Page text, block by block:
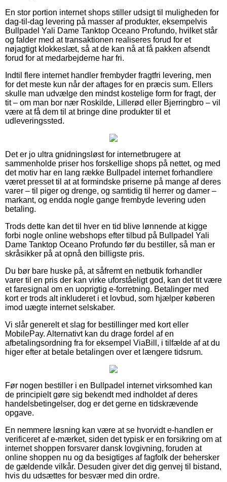
En stor portion internet shops stiller udsigt til muligheden for
dag-til-dag levering på masser af produkter, eksempelvis
Bullpadel Yali Dame Tanktop Oceano Profundo, hvilket står
og falder med at transaktionen realiseres forud for et
nøjagtigt klokkeslæt, så at de kan nå at få pakken afsendt
forud for at medarbejderne har fri.
Indtil flere internet handler frembyder fragtfri levering, men
for det meste kun når der aftages for en præcis sum. Ellers
skulle man udvælge den mindst kostelige form for fragt, der
tit – om man bor nær Roskilde, Lillerød eller Bjerringbro – vil
være at få dem til at bringe dine produkter til et
udleveringssted.
Det er jo ultra gnidningsløst for internetbrugere at
sammenholde priser hos forskellige shops på nettet, og med
det motiv har en lang række Bullpadel internet forhandlere
været presset til at at formindske priserne på mange af deres
varer – til piger og drenge, og samtidig til herrer og damer –
markant, og endda nogle gange frembyde levering uden
betaling.
Trods dette kan det til hver en tid blive lønnende at kigge
forbi nogle online webshops efter tilbud på Bullpadel Yali
Dame Tanktop Oceano Profundo før du bestiller, så man er
skråsikker på at opnå den billigste pris.
Du bør bare huske på, at såfremt en netbutik forhandler
varer til en pris der kan virke uforståeligt god, kan det tit være
et faresignal om en uoprigtig e-forretning. Betalinger med
kort er trods alt inkluderet i et lovbud, som hjælper køberen
imod uægte internet selskaber.
Vi slår generelt et slag for bestillinger med kort eller
MobilePay. Alternativt kan du drage fordel af en
afbetalingsordning fra for eksempel ViaBill, i tilfælde af at du
higer efter at betale betalingen over et længere tidsrum.
Før nogen bestiller i en Bullpadel internet virksomhed kan
de principielt gøre sig bekendt med indholdet af deres
handelsbetingelser, dog er det gerne en tidskrævende
opgave.
En nemmere løsning kan være at se hvorvidt e-handlen er
verificeret af e-mærket, siden det typisk er en forsikring om at
internet shoppen forsvarer dansk lovgivning, foruden at
online shoppen nu og da besigtiges af fagfolk der behersker
de gældende vilkår. Desuden giver det dig genvej til bistand,
hvis du udsættes for besvær med din ordre.